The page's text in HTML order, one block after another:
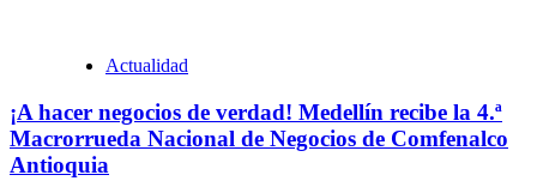
Actualidad
¡A hacer negocios de verdad! Medellín recibe la 4.ª
Macrorrueda Nacional de Negocios de Comfenalco
Antioquia